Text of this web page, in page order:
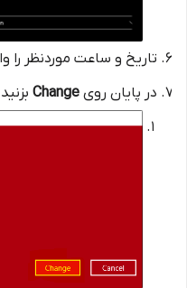
تاریخ و ساعت موردنظر را
در پایان روی Change